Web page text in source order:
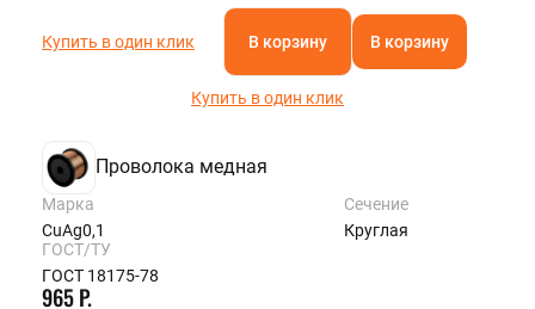
Купить в один клик В корзину В корзину
Купить в один клик
Проволока медная
Марка
CuAg0,1
Сечение
Круглая
ГОСТ/ТУ
ГОСТ 18175-78
965 Р.